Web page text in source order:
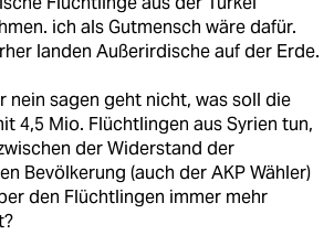
ich als Gutmensch wäre dafür.
landen Außerirdische auf der Erde.
nein sagen geht nicht, was soll die
4,5 Mio. Flüchtlingen aus Syrien tun,
der Widerstand der
Bevölkerung (auch der AKP Wähler)
den Flüchtlingen immer mehr